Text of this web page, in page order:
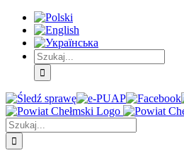
Skip
Treść
główna
Skip
Menu
główne
Skip
Menu
dodatkowe
Szukaj
Śledź
sprawę
E-
PUAP
Facebook
Szukaj